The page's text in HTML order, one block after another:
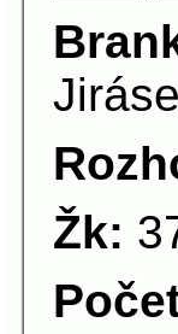
Žk: